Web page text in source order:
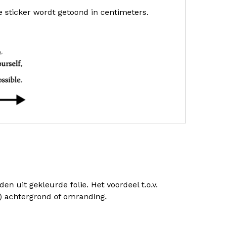
sticker wordt getoond in centimeters.
uit gekleurde folie. Het voordeel t.o.v.
of omranding.